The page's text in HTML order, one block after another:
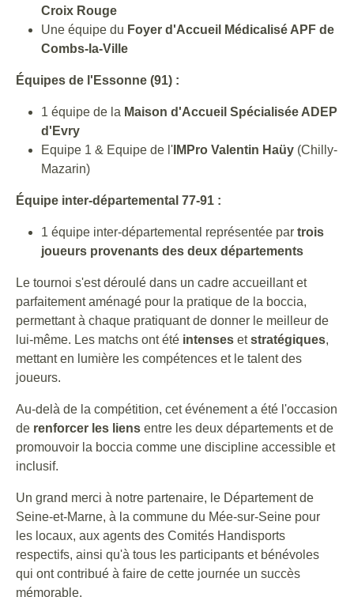
Croix Rouge
Une équipe du Foyer d'Accueil Médicalisé APF de
Combs-la-Ville
Équipes de l'Essonne (91) :
1 équipe de la Maison d'Accueil Spécialisée ADEP
d'Evry
Equipe 1 & Equipe de l' IMPro Valentin Haüy (Chilly-
Mazarin)
Équipe inter-départemental 77-91 :
1 équipe inter-départemental représentée par trois
joueurs provenants des deux départements
Le tournoi s'est déroulé dans un cadre accueillant et
parfaitement aménagé pour la pratique de la boccia,
permettant à chaque pratiquant de donner le meilleur de
lui-même. Les matchs ont été intenses etstratégiques,
mettant en lumière les compétences et le talent des
joueurs.
Au-delà de la compétition, cet événement a été l'occasion
de renforcer les liens entre les deux départements et de
promouvoir la boccia comme une discipline accessible et
inclusif.
Un grand merci à notre partenaire, le Département de
Seine-et-Marne, à la commune du Mée-sur-Seine pour
les locaux, aux agents des Comités Handisports
respectifs, ainsi qu'à tous les participants et bénévoles
qui ont contribué à faire de cette journée un succès
mémorable.